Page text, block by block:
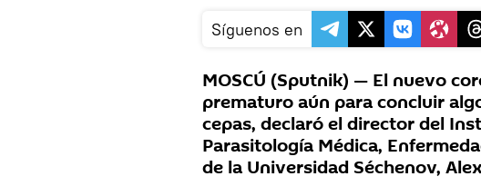
Síguenos en
MOSCÚ (Sputnik) — El nuevo
prematuro aún para concluir
cepas, declaró el director del
Parasitología Médica,
de la Universidad Séchenov,